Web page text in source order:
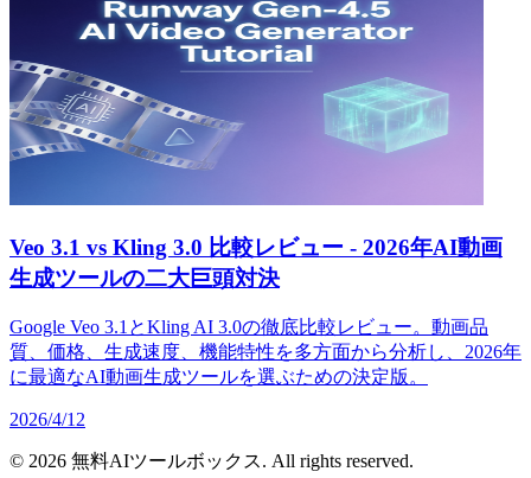
Veo 3.1 vs Kling 3.0 比較レビュー - 2026年AI動画
生成ツールの二大巨頭対決
Google Veo 3.1とKling AI 3.0の徹底比較レビュー。動画品
質、価格、生成速度、機能特性を多方面から分析し、2026年
に最適なAI動画生成ツールを選ぶための決定版。
2026/4/12
© 2026 無料AIツールボックス. All rights reserved.